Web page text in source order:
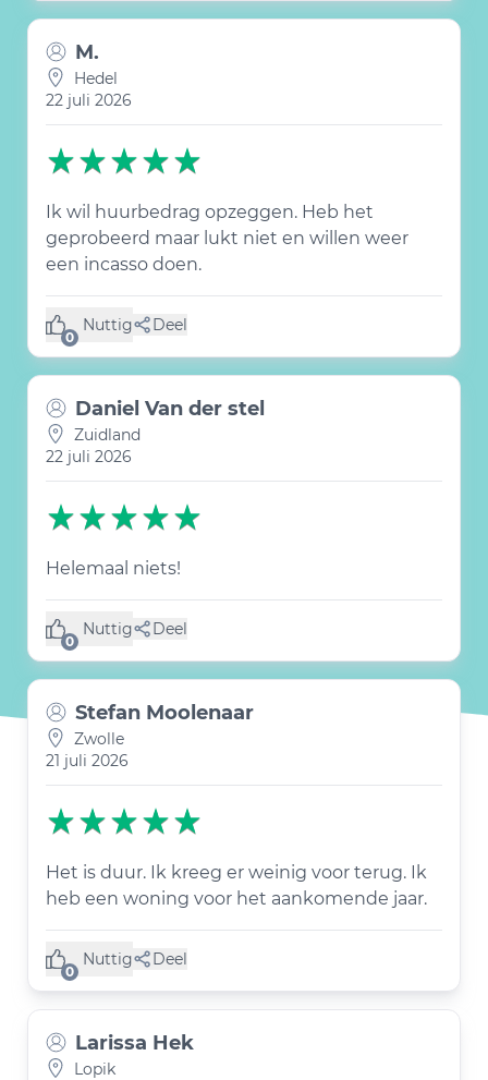
M.
Hedel
22 juli 2026
Ik wil huurbedrag opzeggen. Heb het
geprobeerd maar lukt niet en willen weer
een incasso doen.
0
Nuttig
(0 like) Deel
Daniel Van der stel
Zuidland
22 juli 2026
Helemaal niets!
0
Nuttig
(0 like) Deel
Stefan Moolenaar
Zwolle
21 juli 2026
Het is duur. Ik kreeg er weinig voor terug. Ik
heb een woning voor het aankomende jaar.
0
Nuttig
(0 like) Deel
Larissa Hek
Lopik